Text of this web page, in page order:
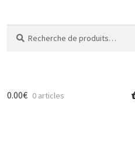
pour :
0.00€ 0 articles